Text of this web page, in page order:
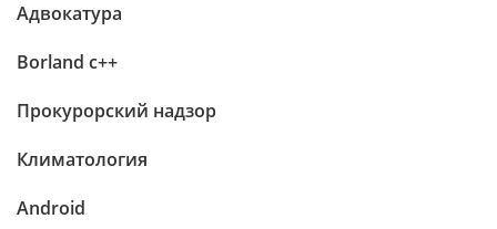
Адвокатура
Borland c++
Прокурорский надзор
Климатология
Android